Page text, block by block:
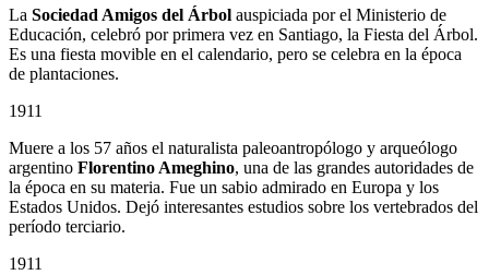
La Sociedad Amigos del Árbol auspiciada por el Ministerio de
Educación, celebró por primera vez en Santiago, la Fiesta del Árbol.
Es una fiesta movible en el calendario, pero se celebra en la época
de plantaciones.
1911
Muere a los 57 años el naturalista paleoantropólogo y arqueólogo
argentino Florentino Ameghino, una de las grandes autoridades de
la época en su materia. Fue un sabio admirado en Europa y los
Estados Unidos. Dejó interesantes estudios sobre los vertebrados del
período terciario.
1911